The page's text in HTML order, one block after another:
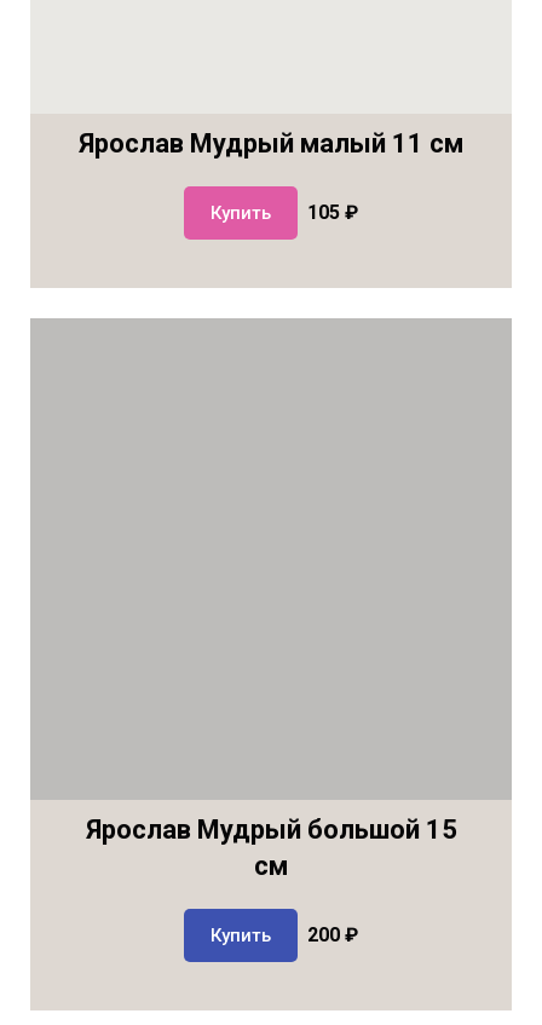
Ярослав Мудрый малый 11 см
Купить 105 ₽
Ярослав Мудрый большой 15
см
Купить 200 ₽